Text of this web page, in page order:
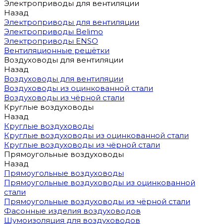
Электроприводы для вентиляции
Назад
Электроприводы для вентиляции
Электроприводы Belimo
Электроприводы ENSO
Вентиляционные решётки
Воздуховоды для вентиляции
Назад
Воздуховоды для вентиляции
Воздуховоды из оцинкованной стали
Воздуховоды из чёрной стали
Круглые воздуховоды
Назад
Круглые воздуховоды
Круглые воздуховоды из оцинкованной стали
Круглые воздуховоды из чёрной стали
Прямоугольные воздуховоды
Назад
Прямоугольные воздуховоды
Прямоугольные воздуховоды из оцинкованной
стали
Прямоугольные воздуховоды из чёрной стали
Фасонные изделия воздуховодов
Шумоизоляция для воздуховодов